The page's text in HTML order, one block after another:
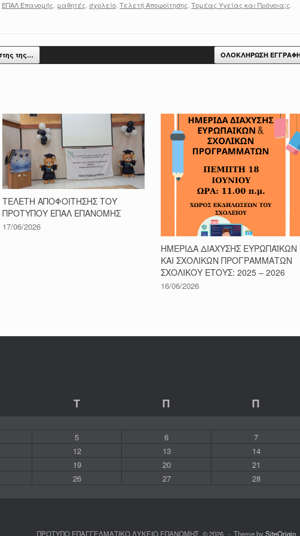
ΕΠΑΛ Επανομής μαθητές σχολείο Τελετή Αποφοίτησης Τομέας Υγείας και Πρόνοια;ς
της… ΟΛΟΚΛΗΡΩΣΗ
ΤΕΛΕΤΗ ΑΠΟΦΟΙΤΗΣΗΣ ΤΟΥ
ΠΡΟΤΥΠΟΥ ΕΠΑΛ ΕΠΑΝΟΜΗΣ
17/06/2026
ΗΜΕΡΙΔΑ ΔΙΑΧΥΣΗΣ ΕΥΡΩΠΑΪΚΩΝ
ΚΑΙ ΣΧΟΛΙΚΩΝ ΠΡΟΓΡΑΜΜΑΤΩΝ
ΣΧΟΛΙΚΟΥ ΕΤΟΥΣ: 2025 – 2026
16/06/2026
Τ Π Π
5 6
7
12 13
14
19 20
21
26 27
28
ΠΡΟΤΥΠΟ ΕΠΑΓΓΕΛΜΑΤΙΚΟ ΛΥΚΕΙΟ ΕΠΑΝΟΜΗΣ, © 2026 Theme bySiteOrigin